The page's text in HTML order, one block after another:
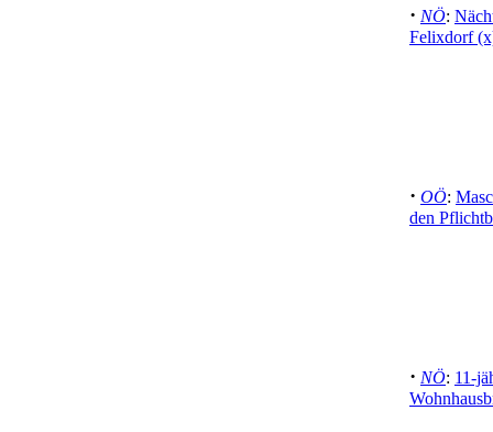
· NÖ:
Felixdorf
· OÖ:
den
· NÖ: 11-